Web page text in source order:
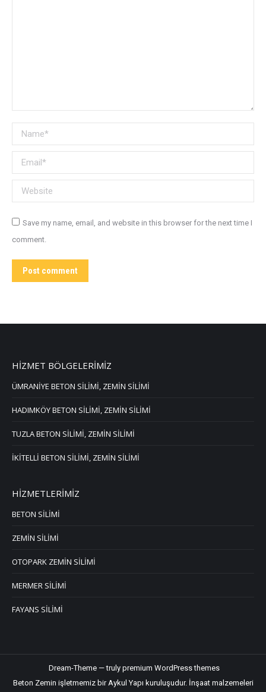
Name *
Email *
Website
Save my name, email, and website in this browser for the next time I
comment.
Post comment
HİZMET BÖLGELERİMİZ
ÜMRANİYE BETON SİLİMİ, ZEMİN SİLİMİ
HADIMKÖY BETON SİLİMİ, ZEMİN SİLİMİ
TUZLA BETON SİLİMİ, ZEMİN SİLİMİ
İKİTELLİ BETON SİLİMİ, ZEMİN SİLİMİ
HİZMETLERİMİZ
BETON SİLİMİ
ZEMİN SİLİMİ
OTOPARK ZEMİN SİLİMİ
MERMER SİLİMİ
FAYANS SİLİMİ
Dream-Theme — truly premium WordPress themes
Beton Zemin işletmemiz bir Aykul Yapı kuruluşudur. İnşaat malzemeleri